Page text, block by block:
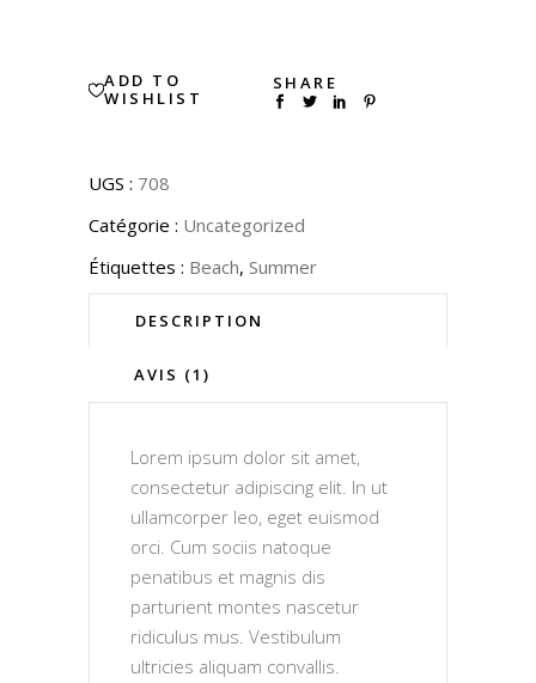
ADD TO
WISHLIST
SHARE
UGS : 708
Catégorie : Uncategorized
Étiquettes : Beach, Summer
DESCRIPTION
AVIS (1)
Lorem ipsum dolor sit amet,
consectetur adipiscing elit. In ut
ullamcorper leo, eget euismod
orci. Cum sociis natoque
penatibus et magnis dis
parturient montes nascetur
ridiculus mus. Vestibulum
ultricies aliquam convallis.